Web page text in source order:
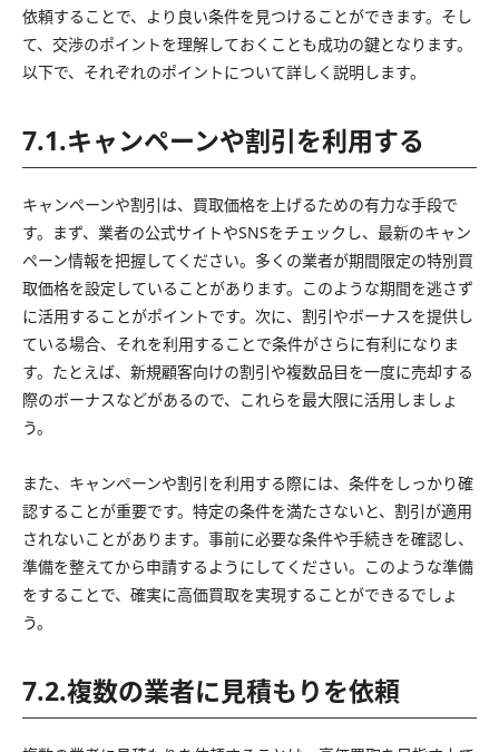
依頼することで、より良い条件を見つけることができます。そし
て、交渉のポイントを理解しておくことも成功の鍵となります。
以下で、それぞれのポイントについて詳しく説明します。
7.1.キャンペーンや割引を利用する
キャンペーンや割引は、買取価格を上げるための有力な手段で
す。まず、業者の公式サイトやSNSをチェックし、最新のキャン
ペーン情報を把握してください。多くの業者が期間限定の特別買
取価格を設定していることがあります。このような期間を逃さず
に活用することがポイントです。次に、割引やボーナスを提供し
ている場合、それを利用することで条件がさらに有利になりま
す。たとえば、新規顧客向けの割引や複数品目を一度に売却する
際のボーナスなどがあるので、これらを最大限に活用しましょ
う。
また、キャンペーンや割引を利用する際には、条件をしっかり確
認することが重要です。特定の条件を満たさないと、割引が適用
されないことがあります。事前に必要な条件や手続きを確認し、
準備を整えてから申請するようにしてください。このような準備
をすることで、確実に高価買取を実現することができるでしょ
う。
7.2.複数の業者に見積もりを依頼